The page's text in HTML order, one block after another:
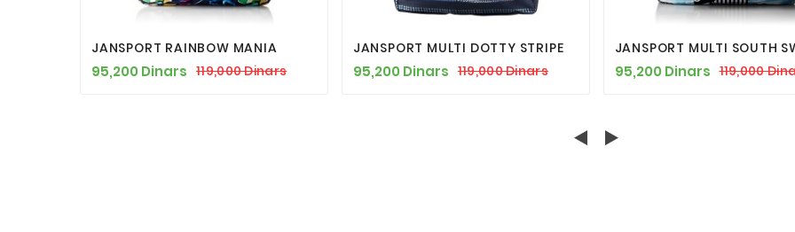
   
JANSPORT RAINBOW MANIA
95,200 Dinars 119,000 Dinars
   
JANSPORT MULTI DOTTY STRIPE
95,200 Dinars 119,000 Dinars
  
JANSPORT MULTI SOUTH
95,200 Dinars 119,000